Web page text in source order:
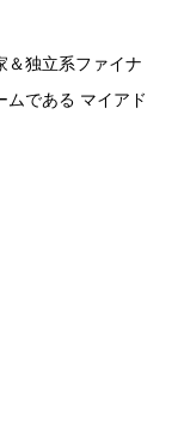
＆独立系ファイナ
ムである マイアド